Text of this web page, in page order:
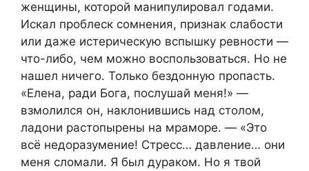
женщины, которой манипулировал годами.
Искал проблеск сомнения, признак слабости
или даже истерическую вспышку ревности —
что-либо, чем можно воспользоваться. Но не
нашел ничего. Только бездонную пропасть.
«Елена, ради Бога, послушай меня!» —
взмолился он, наклонившись над столом,
ладони растопырены на мраморе. — «Это
всё недоразумение! Стресс… давление… они
меня сломали. Я был дураком. Но я твой